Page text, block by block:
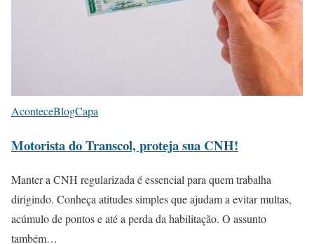
AconteceBlogCapa
Motorista do Transcol, proteja sua CNH!
Manter a CNH regularizada é essencial para quem trabalha
dirigindo. Conheça atitudes simples que ajudam a evitar multas,
acúmulo de pontos e até a perda da habilitação. O assunto
também…